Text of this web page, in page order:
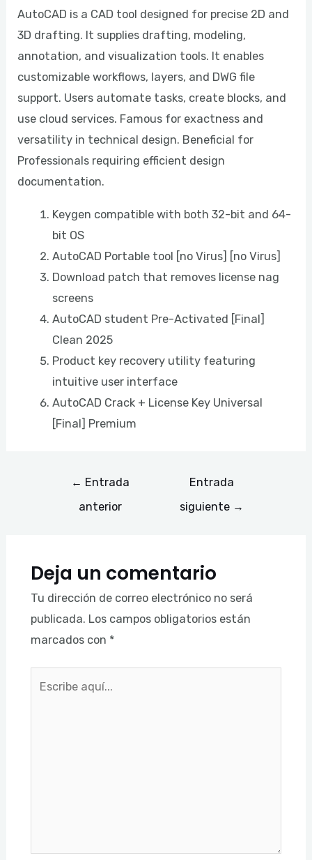
AutoCAD is a CAD tool designed for precise 2D and
3D drafting. It supplies drafting, modeling,
annotation, and visualization tools. It enables
customizable workflows, layers, and DWG file
support. Users automate tasks, create blocks, and
use cloud services. Famous for exactness and
versatility in technical design. Beneficial for
Professionals requiring efficient design
documentation.
Keygen compatible with both 32-bit and 64-
bit OS
AutoCAD Portable tool [no Virus] [no Virus]
Download patch that removes license nag
screens
AutoCAD student Pre-Activated [Final]
Clean 2025
Product key recovery utility featuring
intuitive user interface
AutoCAD Crack + License Key Universal
[Final] Premium
← Entrada
anterior
Entrada
siguiente →
Deja un comentario
Tu dirección de correo electrónico no será
publicada. Los campos obligatorios están
marcados con *